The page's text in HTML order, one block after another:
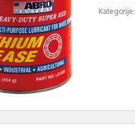
Kategorije: